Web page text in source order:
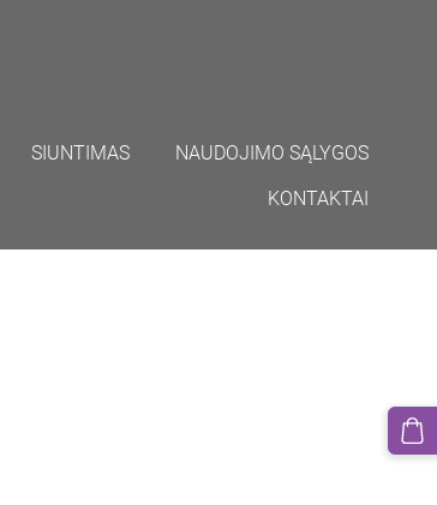
SIUNTIMAS
NAUDOJIMO SĄLYGOS
KONTAKTAI